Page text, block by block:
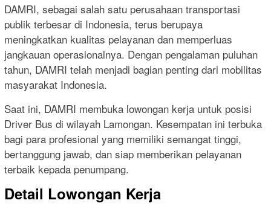
DAMRI, sebagai salah satu perusahaan transportasi
publik terbesar di Indonesia, terus berupaya
meningkatkan kualitas pelayanan dan memperluas
jangkauan operasionalnya. Dengan pengalaman puluhan
tahun, DAMRI telah menjadi bagian penting dari mobilitas
masyarakat Indonesia.
Saat ini, DAMRI membuka lowongan kerja untuk posisi
Driver Bus di wilayah Lamongan. Kesempatan ini terbuka
bagi para profesional yang memiliki semangat tinggi,
bertanggung jawab, dan siap memberikan pelayanan
terbaik kepada penumpang.
Detail Lowongan Kerja